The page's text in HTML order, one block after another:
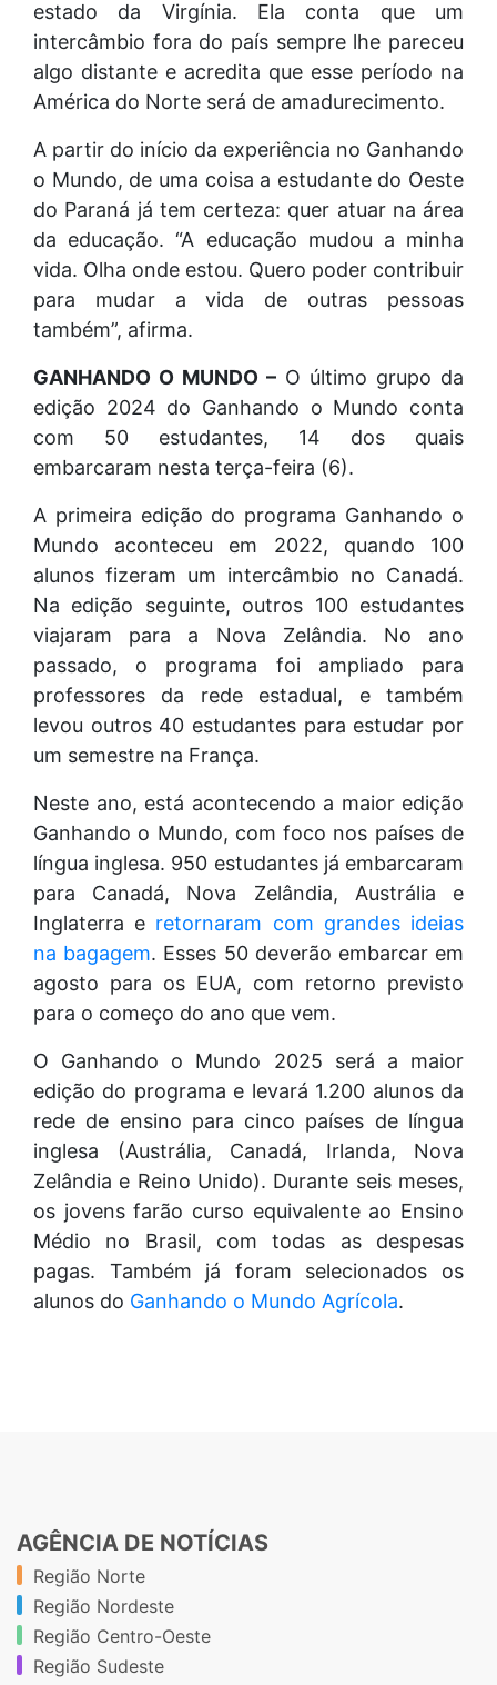
estado da Virgínia. Ela conta que um
intercâmbio fora do país sempre lhe pareceu
algo distante e acredita que esse período na
América do Norte será de amadurecimento.
A partir do início da experiência no Ganhando
o Mundo, de uma coisa a estudante do Oeste
do Paraná já tem certeza: quer atuar na área
da educação. “A educação mudou a minha
vida. Olha onde estou. Quero poder contribuir
para mudar a vida de outras pessoas
também”, afirma.
GANHANDO O MUNDO – O último grupo da
edição 2024 do Ganhando o Mundo conta
com 50 estudantes, 14 dos quais
embarcaram nesta terça-feira (6).
A primeira edição do programa Ganhando o
Mundo aconteceu em 2022, quando 100
alunos fizeram um intercâmbio no Canadá.
Na edição seguinte, outros 100 estudantes
viajaram para a Nova Zelândia. No ano
passado, o programa foi ampliado para
professores da rede estadual, e também
levou outros 40 estudantes para estudar por
um semestre na França.
Neste ano, está acontecendo a maior edição
Ganhando o Mundo, com foco nos países de
língua inglesa. 950 estudantes já embarcaram
para Canadá, Nova Zelândia, Austrália e
Inglaterra e retornaram com grandes ideias
na bagagem. Esses 50 deverão embarcar em
agosto para os EUA, com retorno previsto
para o começo do ano que vem.
O Ganhando o Mundo 2025 será a maior
edição do programa e levará 1.200 alunos da
rede de ensino para cinco países de língua
inglesa (Austrália, Canadá, Irlanda, Nova
Zelândia e Reino Unido). Durante seis meses,
os jovens farão curso equivalente ao Ensino
Médio no Brasil, com todas as despesas
pagas. Também já foram selecionados os
alunos do Ganhando o Mundo Agrícola.
AGÊNCIA DE NOTÍCIAS
Região Norte
Região Nordeste
Região Centro-Oeste
Região Sudeste